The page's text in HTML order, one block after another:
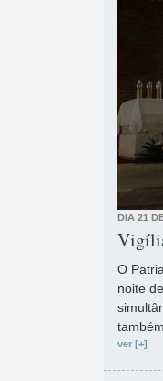
DIA 21
O
noite
ver [+]